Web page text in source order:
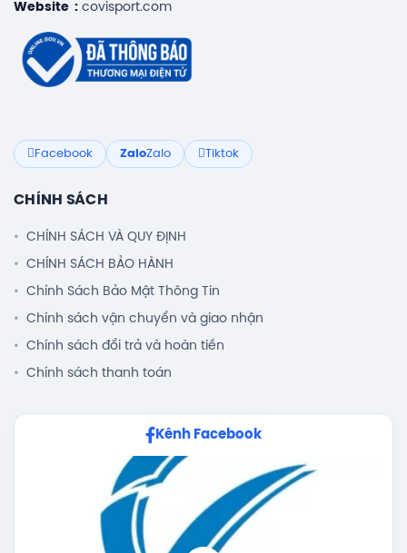
Website : covisport.com
Facebook ZaloZalo Tiktok
CHÍNH SÁCH
CHÍNH SÁCH VÀ QUY ĐỊNH
CHÍNH SÁCH BẢO HÀNH
Chính Sách Bảo Mật Thông Tin
Chính sách vận chuyển và giao nhận
Chính sách đổi trả và hoàn tiền
Chính sách thanh toán
Kênh Facebook